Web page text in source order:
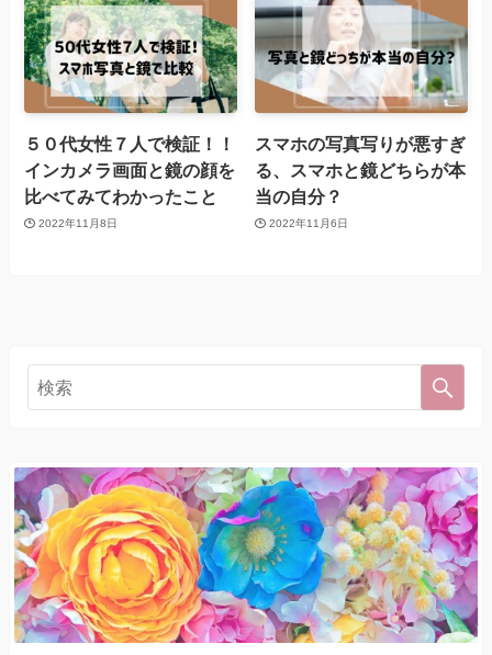
５０代女性７人で検証！！
インカメラ画面と鏡の顔を
比べてみてわかったこと
2022年11月8日
スマホの写真写りが悪すぎ
る、スマホと鏡どちらが本
当の自分？
2022年11月6日